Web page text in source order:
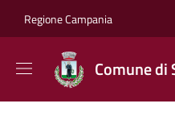
Regione Campania
Comune di